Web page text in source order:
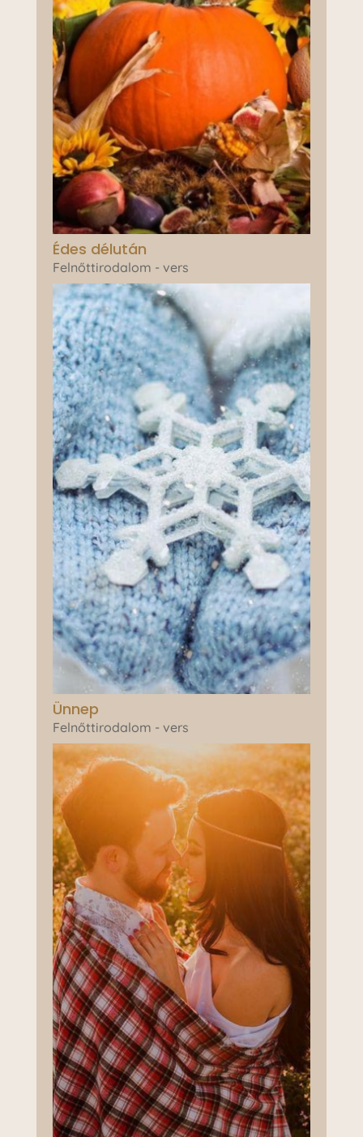
Édes délután
Felnőttirodalom - vers
Ünnep
Felnőttirodalom - vers